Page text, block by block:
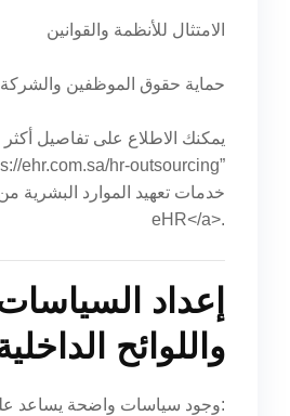
الامتثال للأنظمة والقوانين
حماية حقوق الموظفين والشركة
يمكنك الاطلاع على تفاصيل أكثر
ehr.com.sa/hr-outsourcing”
eHR</a>.
واللوائح
وجود سياسات واضحة يساعد على: